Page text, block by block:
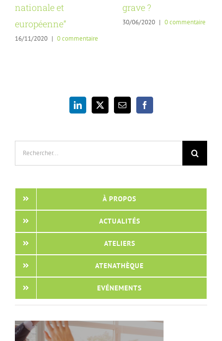
nationale et
européenne”
16/11/2020 | 0 commentaire
grave ?
30/06/2020 | 0 commentaire
À PROPOS
ACTUALITÉS
ATELIERS
ATENATHÈQUE
EVÉNEMENTS